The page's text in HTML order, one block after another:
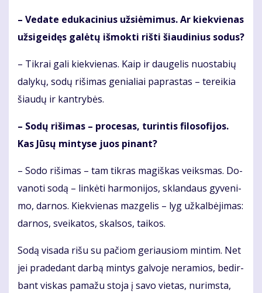
– Ve­da­te edu­ka­ci­nius už­si­ė­mi­mus. Ar kiek­vie­nas
už­si­gei­dęs ga­lė­tų iš­mok­ti riš­ti šiau­di­nius so­dus?
– Tik­rai ga­li kiek­vie­nas. Kaip ir dau­ge­lis nuo­sta­bių
da­ly­kų, so­dų ri­ši­mas ge­nia­liai pa­pras­tas – te­rei­kia
šiau­dų ir kan­try­bės.
– So­dų ri­ši­mas – pro­ce­sas, tu­rin­tis fi­lo­so­fi­jos.
Kas Jū­sų min­ty­se juos pi­nant?
– So­do ri­ši­mas – tam tik­ras ma­giš­kas veiks­mas. Do­
va­no­ti so­dą – lin­kė­ti har­mo­ni­jos, sklan­daus gy­ve­ni­
mo, dar­nos. Kiek­vie­nas maz­ge­lis – lyg už­kal­bė­ji­mas:
dar­nos, svei­ka­tos, skal­sos, tai­kos.
So­dą vi­sa­da ri­šu su pa­čiom ge­riau­siom min­tim. Net
jei pra­de­dant dar­bą min­tys gal­vo­je ne­ra­mios, be­dir­
bant vis­kas pa­ma­žu sto­ja į sa­vo vie­tas, nu­rims­ta,